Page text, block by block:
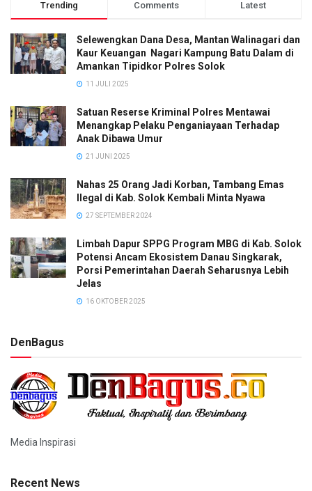
Trending Comments Latest
Selewengkan Dana Desa, Mantan Walinagari dan
Kaur Keuangan Nagari Kampung Batu Dalam di
Amankan Tipidkor Polres Solok
11 JULI 2025
Satuan Reserse Kriminal Polres Mentawai
Menangkap Pelaku Penganiayaan Terhadap
Anak Dibawa Umur
21 JUNI 2025
Nahas 25 Orang Jadi Korban, Tambang Emas
Ilegal di Kab. Solok Kembali Minta Nyawa
27 SEPTEMBER 2024
Limbah Dapur SPPG Program MBG di Kab. Solok
Potensi Ancam Ekosistem Danau Singkarak,
Porsi Pemerintahan Daerah Seharusnya Lebih
Jelas
16 OKTOBER 2025
DenBagus
Media Inspirasi
Recent News